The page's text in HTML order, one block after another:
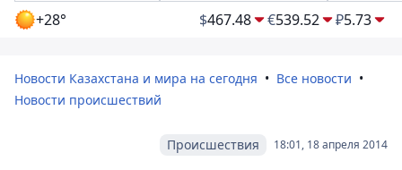
+28° $467.48 €539.52 ₽5.73
Новости Казахстана и мира на сегодня
Все новости
Новости происшествий
18:01, 18 апреля 2014
Происшествия